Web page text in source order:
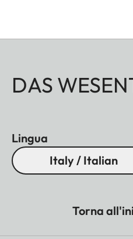
DAS
Lingua
Italy / Italian
Torna